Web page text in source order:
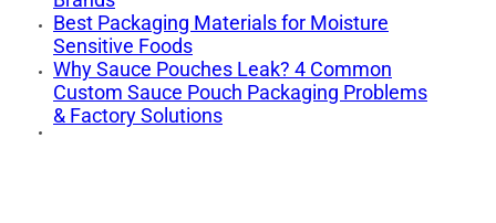
Best Packaging Materials for Moisture
Sensitive Foods
Why Sauce Pouches Leak? 4 Common
Custom Sauce Pouch Packaging Problems
& Factory Solutions